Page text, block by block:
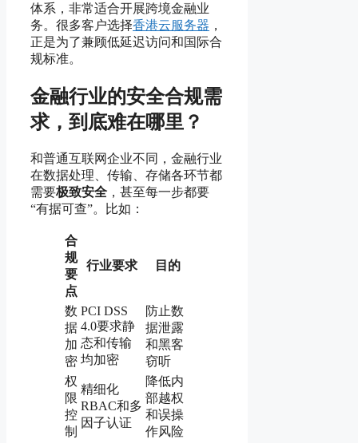
体系，非常适合开展跨境金融业
务。很多客户选择香港云服务器 ，
正是为了兼顾低延迟访问和国际合
规标准。
金融行业的安全合规需
求，到底难在哪里？
和普通互联网企业不同，金融行业
在数据处理、传输、存储各环节都
需要极致安全 ，甚至每一步都要
“有据可查”。比如：
合
规
要
点
行业要求 目的
数
据
加
密
PCI DSS
4.0要求静
态和传输
均加密
防止数
据泄露
和黑客
窃听
权
限
控
制
精细化
RBAC和多
因子认证
降低内
部越权
和误操
作风险